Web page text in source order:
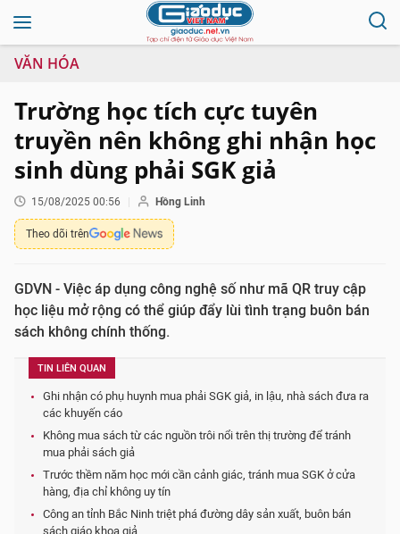
VĂN HÓA
Trường học tích cực tuyên
truyền nên không ghi nhận học
sinh dùng phải SGK giả
15/08/2025 00:56 Hồng Linh
Theo dõi trên
GDVN - Việc áp dụng công nghệ số như mã QR truy cập
học liệu mở rộng có thể giúp đẩy lùi tình trạng buôn bán
sách không chính thống.
TIN LIÊN QUAN
Ghi nhận có phụ huynh mua phải SGK giả, in lậu, nhà sách đưa ra
các khuyến cáo
Không mua sách từ các nguồn trôi nổi trên thị trường để tránh
mua phải sách giả
Trước thềm năm học mới cần cảnh giác, tránh mua SGK ở cửa
hàng, địa chỉ không uy tín
Công an tỉnh Bắc Ninh triệt phá đường dây sản xuất, buôn bán
sách giáo khoa giả